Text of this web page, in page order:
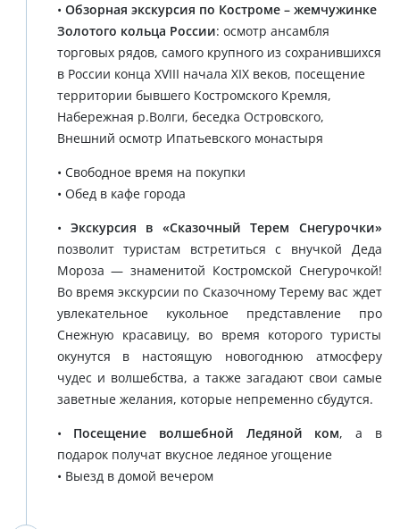
• Обзорная экскурсия по Костроме – жемчужинке
Золотого кольца России: осмотр ансамбля
торговых рядов, самого крупного из сохранившихся
в России конца ХVIII начала ХIХ веков, посещение
территории бывшего Костромского Кремля,
Набережная р.Волги, беседка Островского,
Внешний осмотр Ипатьевского монастыря
• Свободное время на покупки
• Обед в кафе города
• Экскурсия в «Сказочный Терем Снегурочки»
позволит туристам встретиться с внучкой Деда
Мороза — знаменитой Костромской Снегурочкой!
Во время экскурсии по Сказочному Терему вас ждет
увлекательное кукольное представление про
Снежную красавицу, во время которого туристы
окунутся в настоящую новогоднюю атмосферу
чудес и волшебства, а также загадают свои самые
заветные желания, которые непременно сбудутся.
• Посещение волшебной Ледяной ком, а в
подарок получат вкусное ледяное угощение
• Выезд в домой вечером